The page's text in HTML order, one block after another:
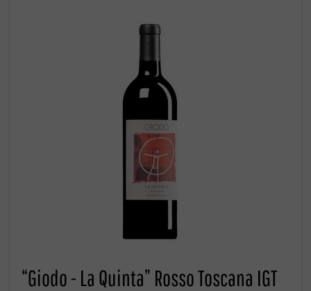
“Giodo - La Quinta” Rosso Toscana IGT